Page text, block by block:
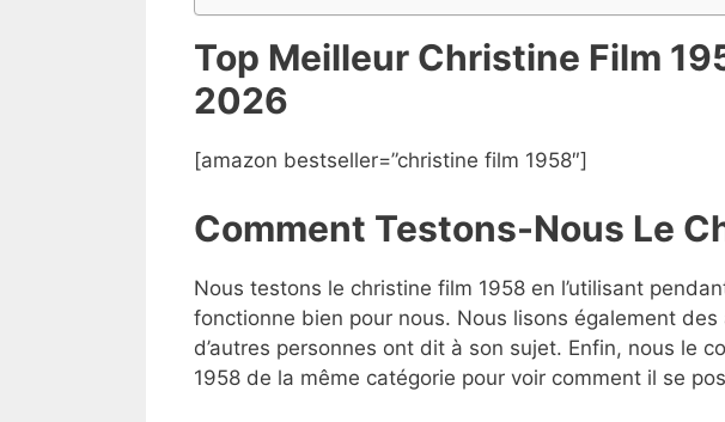
Top Meilleur Christine Film
2026
[amazon bestseller=”christine film 1958″]
Comment Testons-Nous Le
Nous testons le christine film 1958 en l’utilisant
fonctionne bien pour nous. Nous lisons également
d’autres personnes ont dit à son sujet. Enfin, nous le
1958 de la même catégorie pour voir comment il se